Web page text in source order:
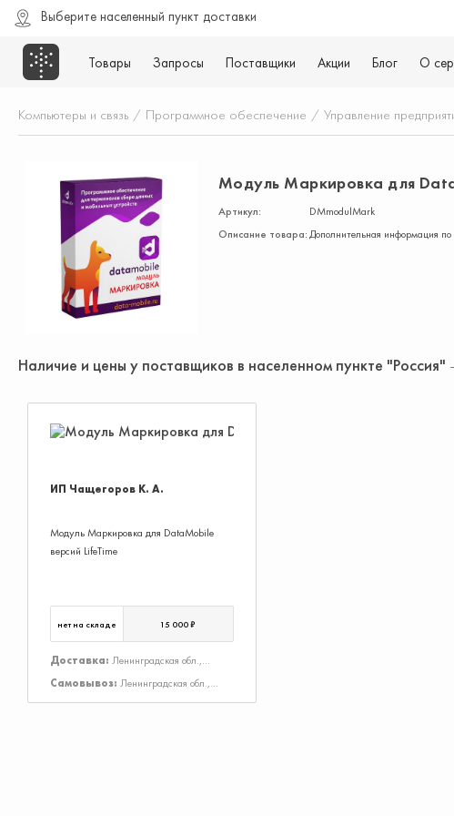
Выберите населенный пункт доставки
Товары Запросы Поставщики Акции Блог О
Компьютеры и связь / Программное обеспечение / Управление
Модуль Маркировка для
Артикул:
DMmodulMark
Описание товара:Дополнительная информация
Наличие и цены у поставщиков в населенном пункте "Россия"
ИП Чащегоров К. А.
Модуль Маркировка для DataMobile
версий LifeTime
нет на складе 15 000 ₽
Доставка: Ленинградская обл.,
Тосненский р-н, Тосно г. ; Ленинградская
Самовывоз: Ленинградская обл.,
Тосненский р-н, Тосно г.